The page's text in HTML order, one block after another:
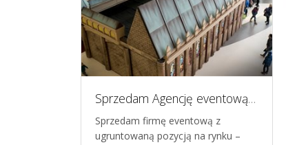
Sprzedam Agencję eventową Master sp. z o.o.
Sprzedam firmę eventową z
ugruntowaną pozycją na rynku –